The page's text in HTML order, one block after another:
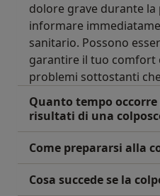
dolore grave durante la
informare
sanitario. Possono
garantire il tuo comfort
problemi sottostanti
Quanto tempo
risultati di una
Come prepararsi alla
Cosa succede se la